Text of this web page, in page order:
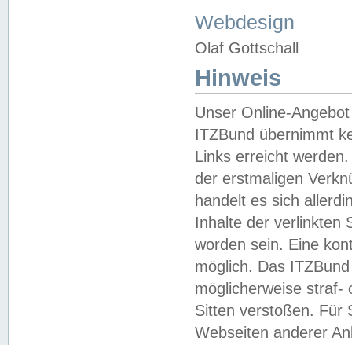
Webdesign
Olaf Gottschall
Hinweis
Unser Online-
ITZBund übernimmt
Links erreicht
der erstmaligen
handelt es sich
Inhalte der verlinkten
worden sein. Eine
möglich. Das
möglicherweise straf-
Sitten verstoßen. Für
Webseiten anderer